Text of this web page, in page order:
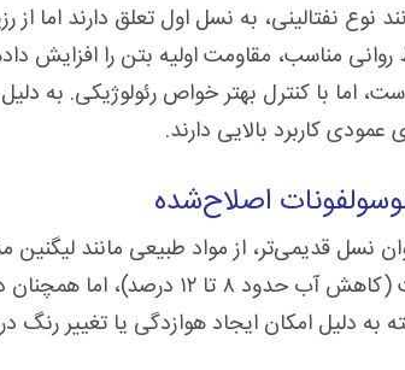
نوع نفتالینی، به نسل اول تعلق دارند
روانی مناسب، مقاومت اولیه بتن را
نیز در حدود ۱۵ درصد است، اما با کنترل بهتر
کاربرد بالایی دارند.
اصلاح‌شده
نسل قدیمی‌تر، از مواد طبیعی مانند
مقایسه با نسل‌های جدید کمتر
به دلیل امکان ایجاد هوازدگی یا تغییر رنگ